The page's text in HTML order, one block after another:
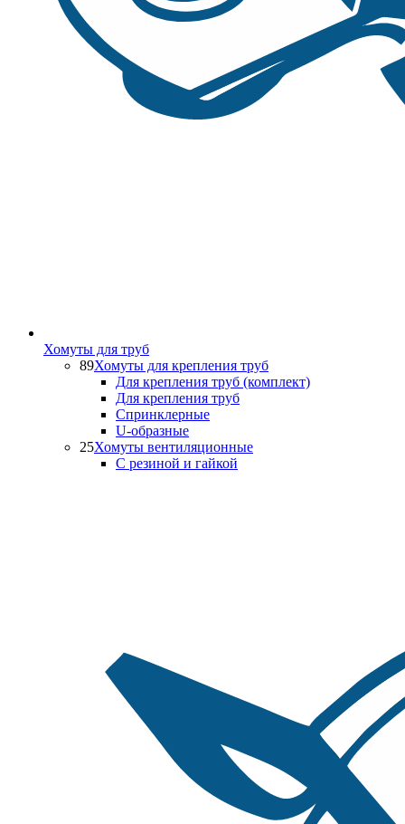
Хомуты для труб
89Хомуты для крепления труб
Для крепления труб (комплект)
Для крепления труб
Спринклерные
U-образные
25Хомуты вентиляционные
С резиной и гайкой